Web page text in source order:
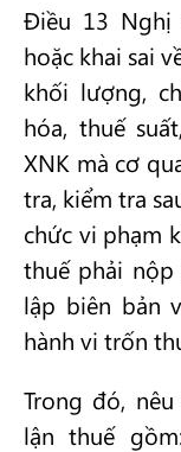
Điều 13 Nghị
hoặc khai sai
khối lượng,
hóa, thuế
XNK mà cơ
tra, kiểm tra
chức vi phạm
thuế phải
lập biên bản
hành vi trốn
Trong đó,
lận thuế